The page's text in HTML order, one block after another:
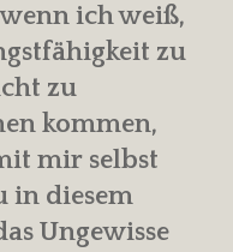
ich weiß,
zu
zu
kommen,
mir selbst
in diesem
Ungewisse